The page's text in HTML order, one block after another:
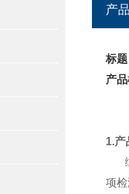
产
标
产
1.产
综
项